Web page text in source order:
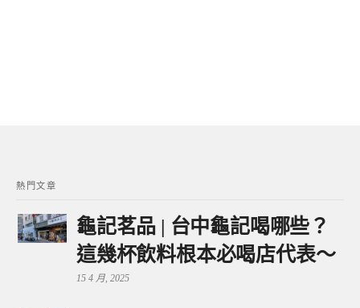
熱門文章
龜記茗品 | 台中龜記喝哪些？
這幾杯飲料根本必喝店代表～
15 4 月, 2025